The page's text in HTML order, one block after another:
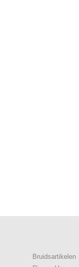
Bruidsartikelen